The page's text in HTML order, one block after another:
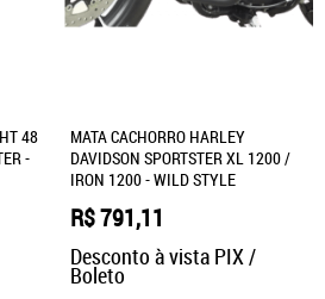
48
-
MATA CACHORRO HARLEY
DAVIDSON SPORTSTER XL 1200 /
IRON 1200 - WILD STYLE
R$ 791,11
Desconto à vista PIX /
Boleto